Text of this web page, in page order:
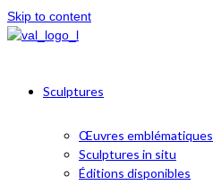
Skip to content
Sculptures
Œuvres emblématiques
Sculptures in situ
Éditions disponibles